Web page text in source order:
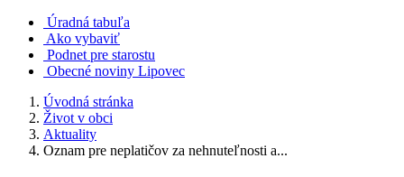
Úradná tabuľa
Ako vybaviť
Podnet pre starostu
Obecné noviny Lipovec
Úvodná stránka
Život v obci
Aktuality
Oznam pre neplatičov za nehnuteľnosti a...